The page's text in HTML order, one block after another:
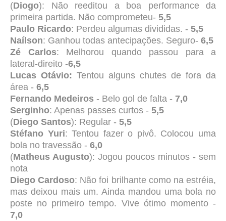
(Diogo): Não reeditou a boa performance da
primeira partida. Não comprometeu- 5,5
Paulo Ricardo: Perdeu algumas divididas. - 5,5
Naílson: Ganhou todas antecipações. Seguro- 6,5
Zé Carlos: Melhorou quando passou para a
lateral-direito -6,5
Lucas Otávio: Tentou alguns chutes de fora da
área - 6,5
Fernando Medeiros - Belo gol de falta - 7,0
Serginho: Apenas passes curtos - 5,5
(Diego Santos): Regular - 5,5
Stéfano Yuri: Tentou fazer o pivô. Colocou uma
bola no travessão - 6,0
(Matheus Augusto): Jogou poucos minutos - sem
nota
Diego Cardoso: Não foi brilhante como na estréia,
mas deixou mais um. Ainda mandou uma bola no
poste no primeiro tempo. Vive ótimo momento -
7,0